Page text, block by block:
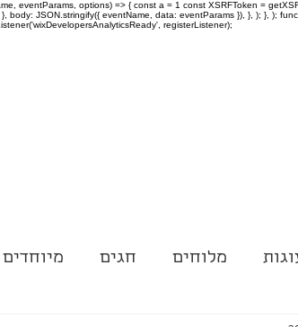
eventParams, options) => { const a = 1 const XSRFToken =
JSON.stringify({ eventName, data: eventParams }), }, ); }, );
registerListener);
מלוחים חגים מיוחדים